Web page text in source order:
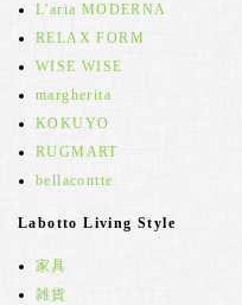
L'aria MODERNA
RELAX FORM
WISE WISE
margherita
KOKUYO
RUGMART
bellacontte
Labotto Living Style
家具
雑貨